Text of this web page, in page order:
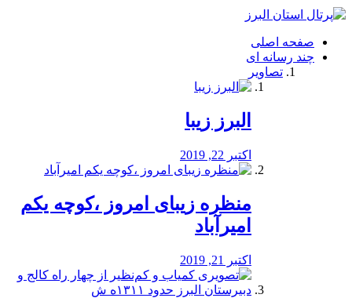
فصد
شرق
تهران
خشکشویی
صفحه اصلی
چند رسانه ای
تصاویر
البرز زیبا
اکتبر 22, 2019
منظره‌‌ زیبای امروز ،کوچه یکم
امیرآباد
اکتبر 21, 2019